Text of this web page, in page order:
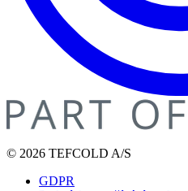
© 2026 TEFCOLD A/S
GDPR